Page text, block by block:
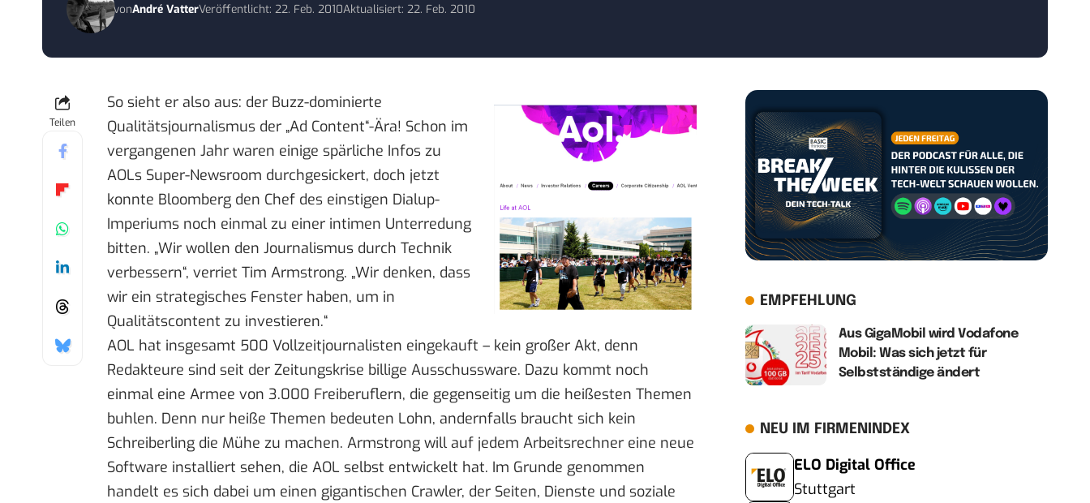
vonAndré VatterVeröffentlicht: 22. Feb. 2010Aktualisiert: 22. Feb. 2010
Teilen
So sieht er also aus: der Buzz-dominierte
Qualitätsjournalismus der „Ad Content“-Ära! Schon im
vergangenen Jahr waren einige spärliche Infos zu
AOLs Super-Newsroom durchgesickert, doch jetzt
konnte Bloomberg den Chef des einstigen Dialup-
Imperiums noch einmal zu einer intimen Unterredung
bitten. „Wir wollen den Journalismus durch Technik
verbessern“, verriet Tim Armstrong. „Wir denken, dass
wir ein strategisches Fenster haben, um in
Qualitätscontent zu investieren.“
AOL hat insgesamt 500 Vollzeitjournalisten eingekauft – kein großer Akt, denn
Redakteure sind seit der Zeitungskrise billige Ausschussware. Dazu kommt noch
einmal eine Armee von 3.000 Freiberuflern, die gegenseitig um die heißesten Themen
buhlen. Denn nur heiße Themen bedeuten Lohn, andernfalls braucht sich kein
Schreiberling die Mühe zu machen. Armstrong will auf jedem Arbeitsrechner eine neue
Software installiert sehen, die AOL selbst entwickelt hat. Im Grunde genommen
handelt es sich dabei um einen gigantischen Crawler, der Seiten, Dienste und soziale
EMPFEHLUNG
Aus GigaMobil wird Vodafone
Mobil: Was sich jetzt für
Selbstständige ändert
NEU IM FIRMENINDEX
ELO Digital Office
Stuttgart